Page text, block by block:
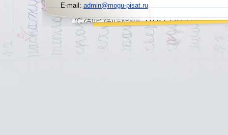
E-mail:admin@mogu-pisat.ru